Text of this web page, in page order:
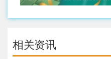
相关资讯